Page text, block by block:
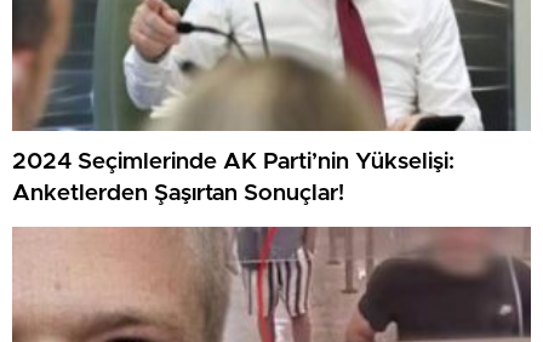
2024 Seçimlerinde AK Parti’nin Yükselişi:
Anketlerden Şaşırtan Sonuçlar!